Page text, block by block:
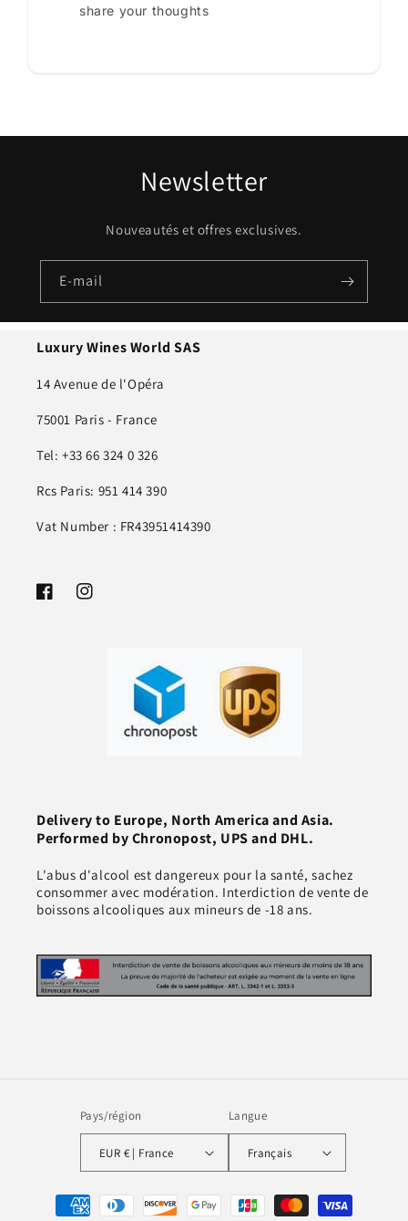
share your thoughts
Newsletter
Nouveautés et offres exclusives.
E-mail
Luxury Wines World SAS
14 Avenue de l'Opéra
75001 Paris - France
Tel: +33 66 324 0 326
Rcs Paris: 951 414 390
Vat Number : FR43951414390
FacebookInstagram
Delivery to Europe, North America and Asia.
Performed by Chronopost, UPS and DHL.
L'abus d'alcool est dangereux pour la santé, sachez
consommer avec modération. Interdiction de vente de
boissons alcooliques aux mineurs de -18 ans.
Pays/région
EUR € | France
Langue
Français
Moyens